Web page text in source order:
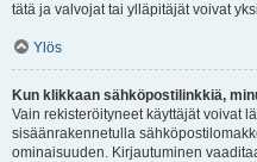
tätä ja valvojat tai ylläpitäjät voivat
Ylös
Kun klikkaan sähköpostilinkkiä,
Vain rekisteröityneet käyttäjät voivat
sisäänrakennetulla
ominaisuuden. Kirjautuminen